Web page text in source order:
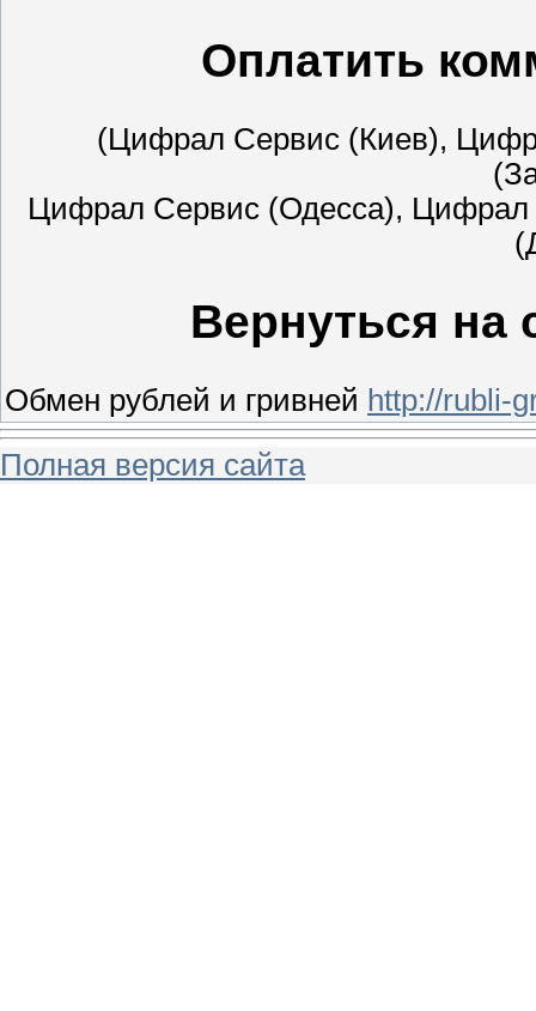
Оплатить
(Цифрал Сервис (Киев),
Цифрал Сервис (Одесса), Цифрал
Вернуться на
Обмен рублей и гривней http://rubli-
Полная версия сайта